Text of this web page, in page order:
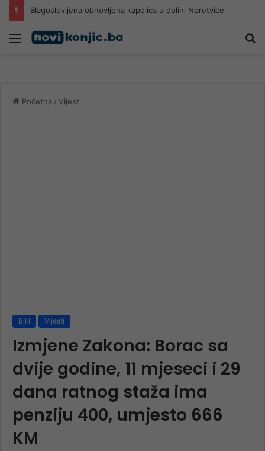
Blagoslovljena obnovljena kapelica u dolini Neretvice
Meni
Početna / Vijesti
BiH Vijesti
Izmjene Zakona: Borac sa
dvije godine, 11 mjeseci i 29
dana ratnog staža ima
penziju 400, umjesto 666
KM